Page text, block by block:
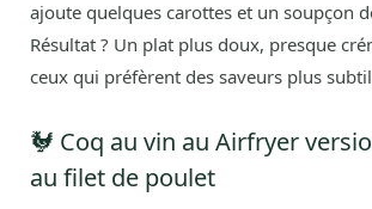
ajoute quelques carottes et un soupçon
Résultat ? Un plat plus doux, presque
ceux qui préfèrent des saveurs plus
🐓 Coq au vin au Airfryer
au filet de poulet